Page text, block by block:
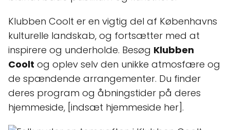
Klubben Coolt er en vigtig del af Københavns
kulturelle landskab, og fortsætter med at
inspirere og underholde. Besøg Klubben
Coolt og oplev selv den unikke atmosfære og
de spændende arrangementer. Du finder
deres program og åbningstider på deres
hjemmeside, [indsæt hjemmeside her].